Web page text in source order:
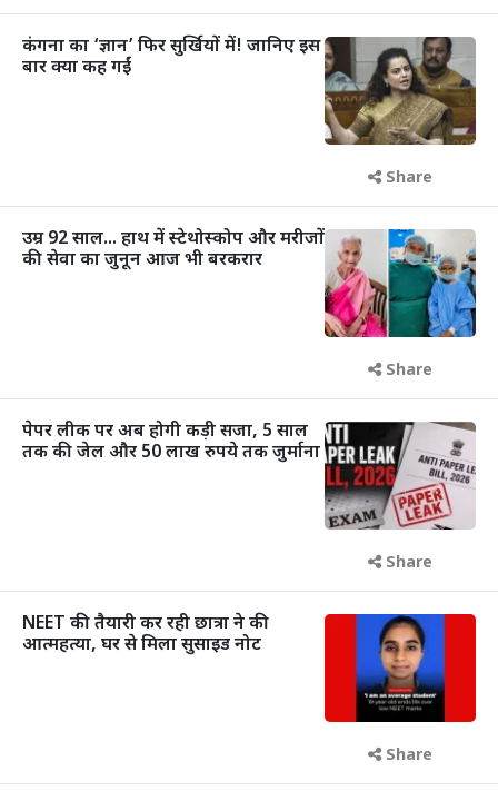
कंगना का ‘ज्ञान’ फिर सुर्खियों में! जानिए इस
बार क्या कह गईं
Share
उम्र 92 साल... हाथ में स्टेथोस्कोप और मरीजों
की सेवा का जुनून आज भी बरकरार
Share
पेपर लीक पर अब होगी कड़ी सजा, 5 साल
तक की जेल और 50 लाख रुपये तक जुर्माना
Share
NEET की तैयारी कर रही छात्रा ने की
आत्महत्या, घर से मिला सुसाइड नोट
Share